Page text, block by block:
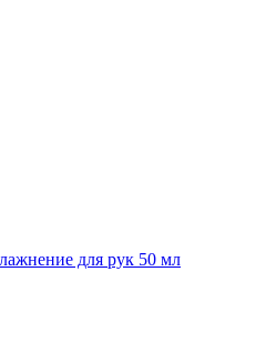
для рук 50 мл